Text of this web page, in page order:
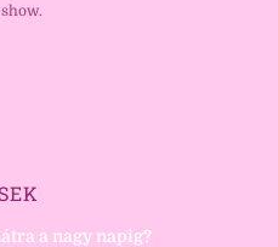
a nagy napig?